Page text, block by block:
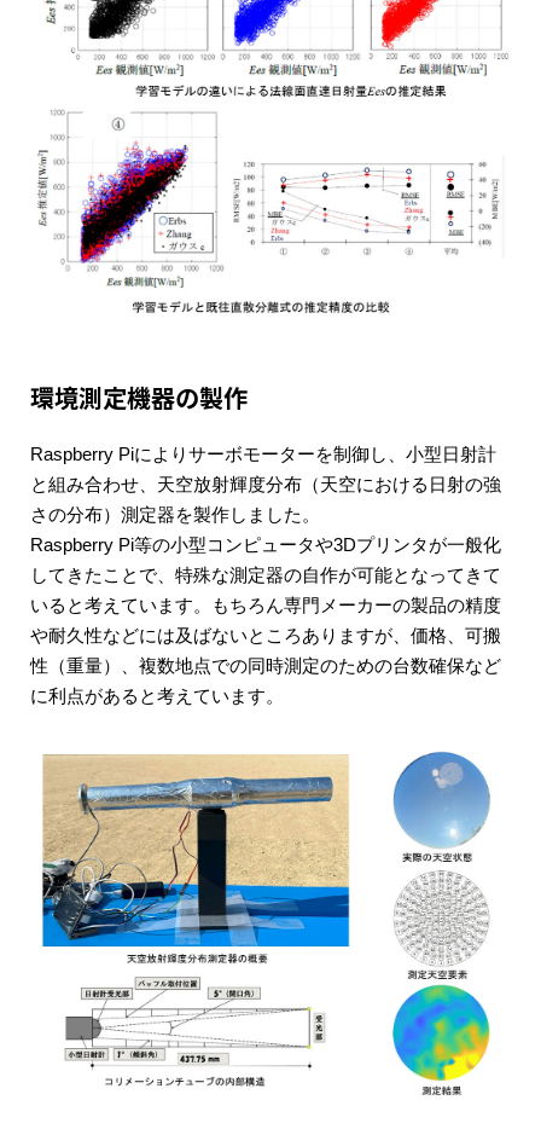
環境測定機器の製作
Raspberry Piによりサーボモーターを制御し、小型日射計
と組み合わせ、天空放射輝度分布（天空における日射の強
さの分布）測定器を製作しました。
Raspberry Pi等の小型コンピュータや3Dプリンタが一般化
してきたことで、特殊な測定器の自作が可能となってきて
いると考えています。もちろん専門メーカーの製品の精度
や耐久性などには及ばないところありますが、価格、可搬
性（重量）、複数地点での同時測定のための台数確保など
に利点があると考えています。